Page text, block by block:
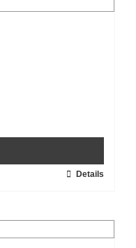
Details